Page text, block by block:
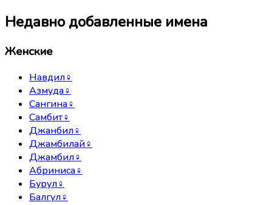
Недавно добавленные имена
Женские
Навдил♀
Азмуда♀
Сангина♀
Самбит♀
Джанбил♀
Джамбилай♀
Джамбил♀
Абриниса♀
Бурул♀
Балгул♀